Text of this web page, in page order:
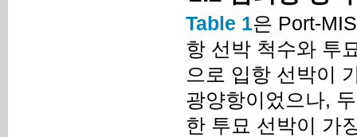
Table 1은 Port-
항 선박 척수와 투
으로 입항 선박이
광양항이었으나,
한 투묘 선박이 가